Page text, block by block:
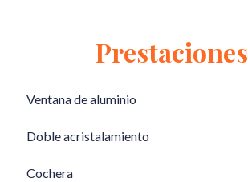
Prestaciones
Ventana de aluminio
Doble acristalamiento
Cochera